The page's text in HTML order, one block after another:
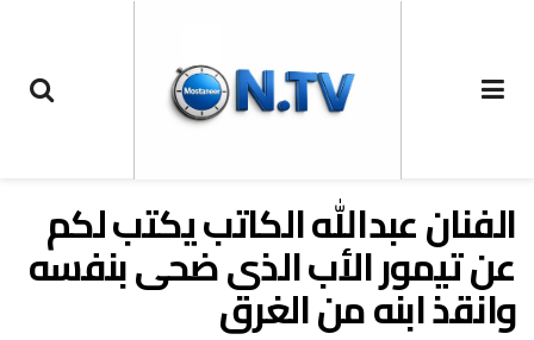
الفنان عبدالله الكاتب يكتب لكم
عن تيمور الأب الذى ضحى بنفسه
وانقذ ابنه من الغرق